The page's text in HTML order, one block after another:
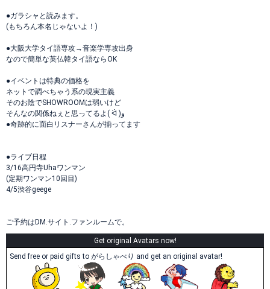
●ガラシャと読みます。
(もちろん本名じゃないよ！)
●大阪大学タイ語専攻→音楽学専攻出身
なので簡単な英仏韓タイ語ならOK
●イベントは特典の価格を
ネットで調べちゃう系の現実主義
そのお陰でSHOWROOMは弱いけど
そんなの関係ねぇと思ってるよ( ᐛ )و
●奇跡的に面白リスナーさんが揃ってます
●ライブ日程
3/16高円寺Uhaワンマン
(定期ワンマン10回目)
4/5渋谷geege
ご予約はDM.サイト.ファンルームで。
Get original Avatars now!
Send free or paid gifts to がらしゃべり and get an original avatar!